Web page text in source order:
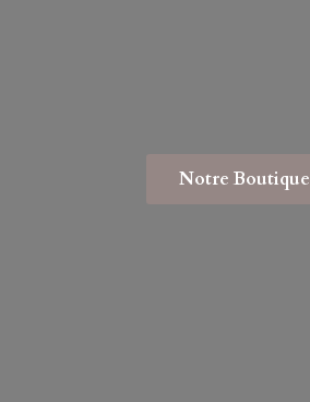
Notre Boutique